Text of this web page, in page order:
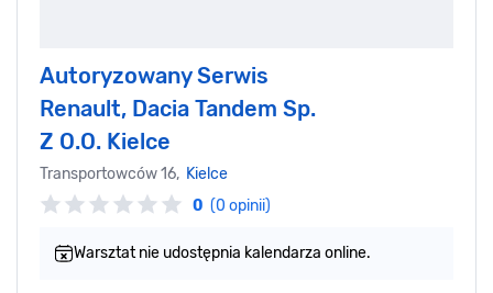
Autoryzowany Serwis
Renault, Dacia Tandem Sp.
Z O.O. Kielce
Transportowców 16, Kielce
0 (0 opinii)
Warsztat nie udostępnia kalendarza online.